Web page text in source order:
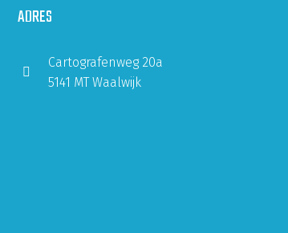
ADRES
Cartografenweg 20a
5141 MT Waalwijk